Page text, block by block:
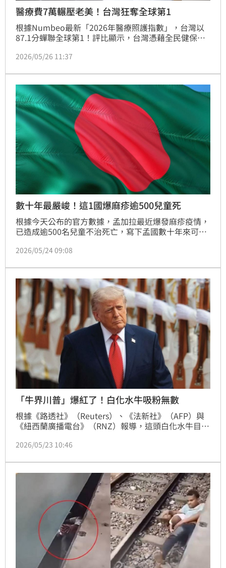
醫療費7萬輾壓老美！台灣狂奪全球第1
根據Numbeo最新「2026年醫療照護指數」，台灣以
87.1分蟬聯全球第1！評比顯示，台灣憑藉全民健保制
品質。相較之下，人均支出高達1.35萬美元的美國僅排
強調普及性與運作效率才是關鍵。前十強還包括南韓、
日本及泰國，而敘利亞則因戰火影響位居末座，顯示醫
療效率對國家發展的重要性。
2026/05/26 11:37
數十年最嚴峻！這1國爆麻疹逾500兒童死
根據今天公布的官方數據，孟加拉最近爆發麻疹疫情，
已造成逾500名兒童不治死亡，寫下孟國數十年來可預
2026/05/24 09:08
「牛界川普」爆紅了！白化水牛吸粉無數
根據《路透社》（Reuters）、《法新社》（AFP）與
《紐西蘭廣播電台》（RNZ）報導，這頭白化水牛目前
今年4歲、體重約700公斤。由於額頭前方垂下一撮相
型意外神似川普經典金髮造型，因此照片曝光後迅速在
社群平台爆紅。
2026/05/23 10:46